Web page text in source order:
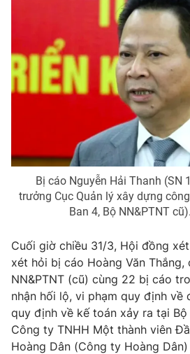
Góc doanh nghiệp
Dữ liệu và đời sống
Truyền hình
Phim VTV
Khán giả
Giải sao mai
Giải trí
Du lịch
Làm đẹp
Chất lượng cuộc sống
Giáo dục
Tuyển sinh
Công nghệ
Hitech Công nghệ tương lai
Sản phẩm
Thị trường
Tư vấn
Giao lưu trực tuyến
Lịch phát sóng
Chuyên mục khác
Bị cáo Nguyễn Hải Thanh (SN
trưởng Cục Quản lý xây dựng
Ban 4, Bộ NN&PTNT
Cuối giờ chiều 31/3, Hội đồng
xét hỏi bị cáo Hoàng Văn
NN&PTNT (cũ) cùng 22 bị cáo
nhận hối lộ, vi phạm quy định về
quy định về kế toán xảy ra tại Bộ
Công ty TNHH Một thành viên
Hoàng Dân (Công ty Hoàng